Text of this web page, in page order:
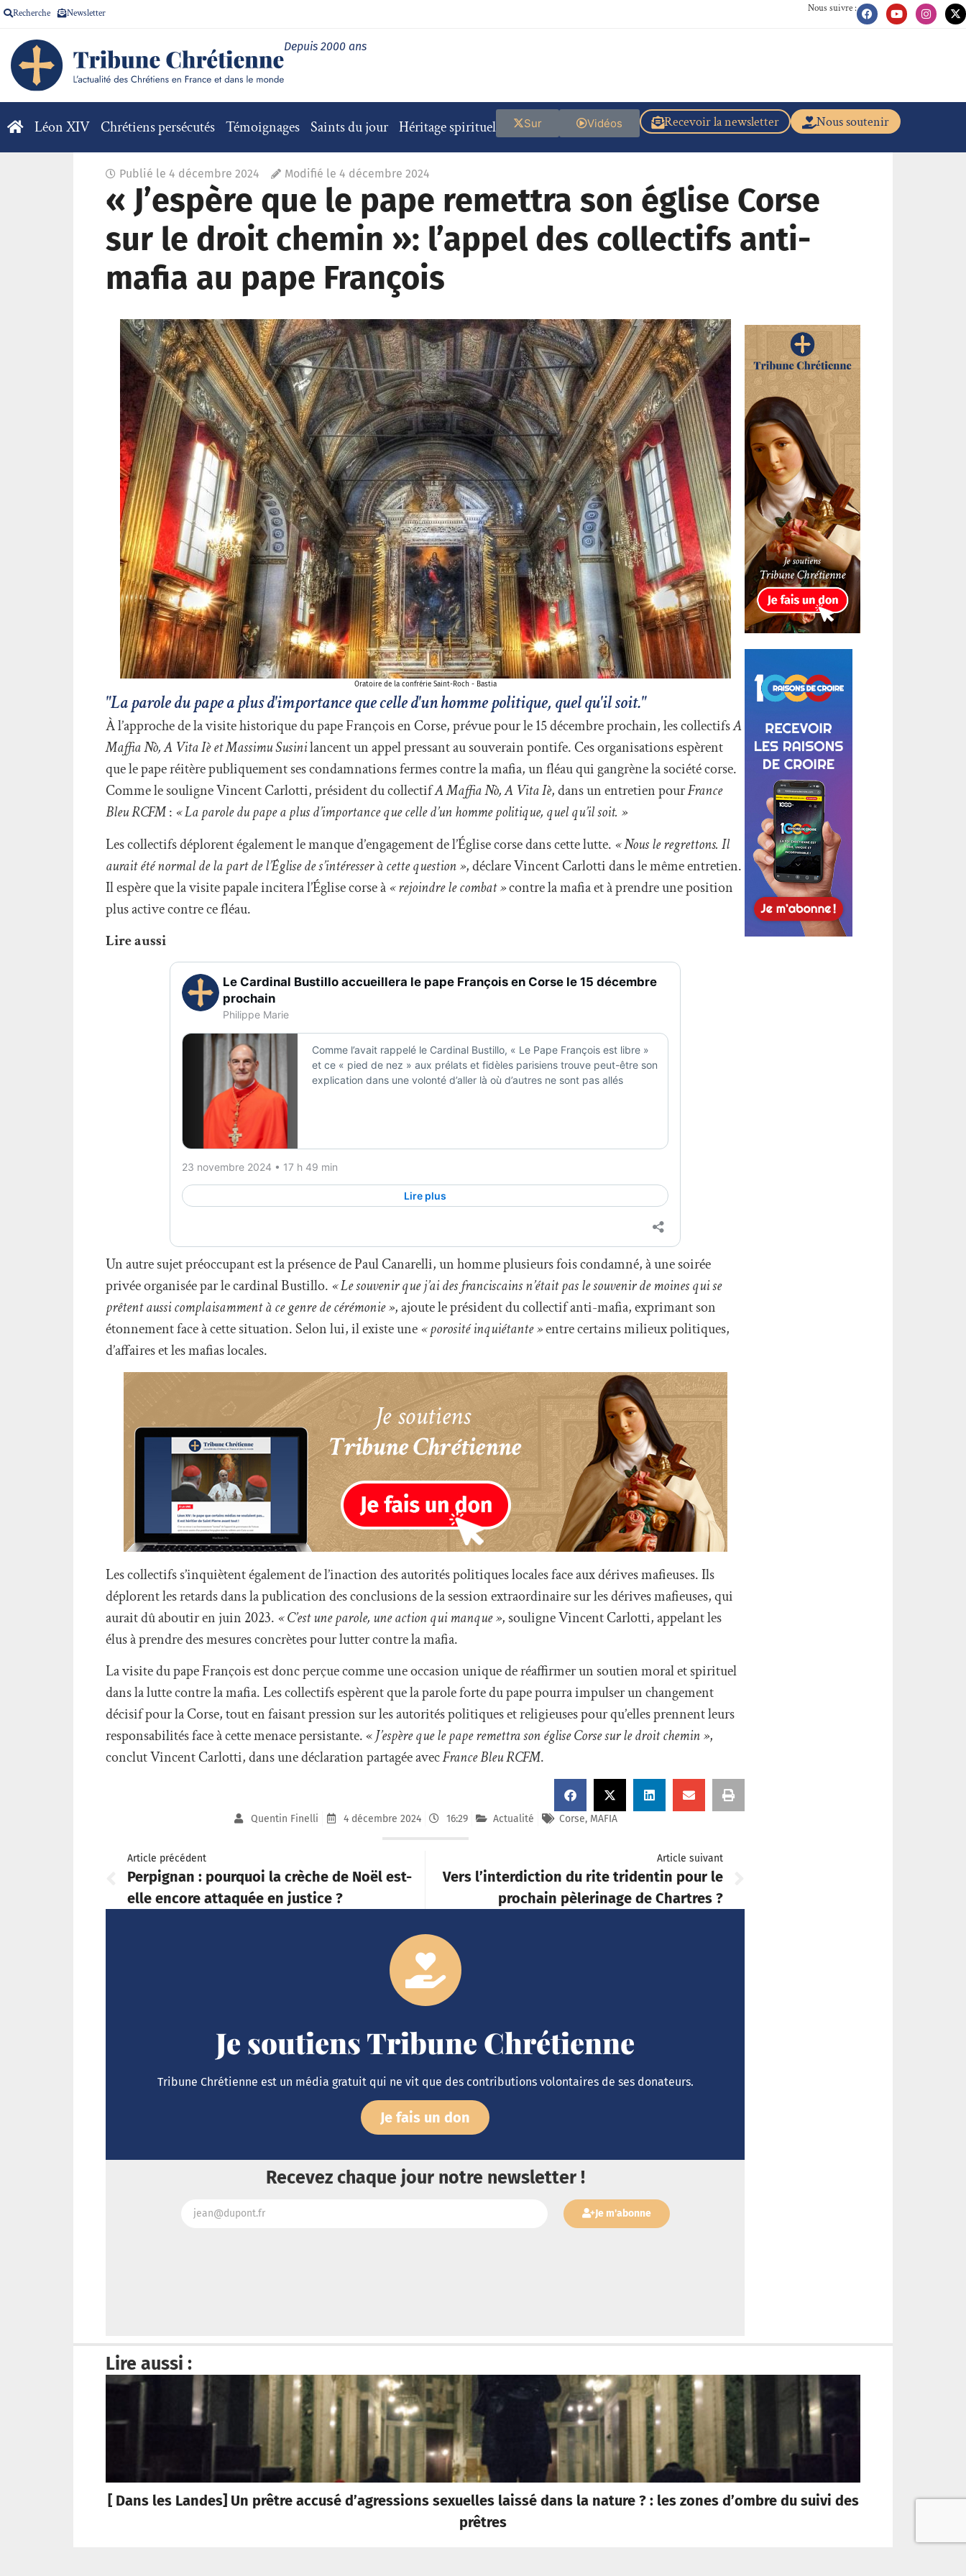
Recherche Newsletter Nous suivre :
Depuis 2000 ans
Léon XIV Chrétiens persécutés Témoignages Saints du jour Héritage spirituel Nous soutenir
Recevoir la newsletter
Vidéos
Sur
Publié le 4 décembre 2024 Modifié le 4 décembre 2024
« J’espère que le pape remettra son église Corse
sur le droit chemin »: l’appel des collectifs anti-
mafia au pape François
Oratoire de la confrérie Saint-Roch - Bastia
"La parole du pape a plus d'importance que celle d'un homme politique, quel qu'il soit."
À l’approche de la visite historique du pape François en Corse, prévue pour le 15 décembre prochain, les collectifsA
Maffia Nò, A Vita Iè et Massimu Susinilancent un appel pressant au souverain pontife. Ces organisations espèrent
que le pape réitère publiquement ses condamnations fermes contre la mafia, un fléau qui gangrène la société corse.
Comme le souligne Vincent Carlotti, président du collectifA Maffia Nò, A Vita Iè, dans un entretien pourFrance
Bleu RCFM: « La parole du pape a plus d’importance que celle d’un homme politique, quel qu’il soit. »
Les collectifs déplorent également le manque d’engagement de l’Église corse dans cette lutte. « Nous le regrettons. Il
aurait été normal de la part de l’Église de s’intéresser à cette question », déclare Vincent Carlotti dans le même entretien.
Il espère que la visite papale incitera l’Église corse à« rejoindre le combat »contre la mafia et à prendre une position
plus active contre ce fléau.
Lire aussi
Un autre sujet préoccupant est la présence de Paul Canarelli, un homme plusieurs fois condamné, à une soirée
privée organisée par le cardinal Bustillo. « Le souvenir que j’ai des franciscains n’était pas le souvenir de moines qui se
prêtent aussi complaisamment à ce genre de cérémonie », ajoute le président du collectif anti-mafia, exprimant son
étonnement face à cette situation. Selon lui, il existe une« porosité inquiétante »entre certains milieux politiques,
d’affaires et les mafias locales.
Les collectifs s’inquiètent également de l’inaction des autorités politiques locales face aux dérives mafieuses. Ils
déplorent les retards dans la publication des conclusions de la session extraordinaire sur les dérives mafieuses, qui
aurait dû aboutir en juin 2023. « C’est une parole, une action qui manque », souligne Vincent Carlotti, appelant les
élus à prendre des mesures concrètes pour lutter contre la mafia.
La visite du pape François est donc perçue comme une occasion unique de réaffirmer un soutien moral et spirituel
dans la lutte contre la mafia. Les collectifs espèrent que la parole forte du pape pourra impulser un changement
décisif pour la Corse, tout en faisant pression sur les autorités politiques et religieuses pour qu’elles prennent leurs
responsabilités face à cette menace persistante. «J’espère que le pape remettra son église Corse sur le droit chemin »,
conclut Vincent Carlotti, dans une déclaration partagée avecFrance Bleu RCFM.
Quentin Finelli 4 décembre 2024 16:29 Actualité Corse, MAFIA
Article précédent
Perpignan : pourquoi la crèche de Noël est-
elle encore attaquée en justice ?
Article suivant
Vers l’interdiction du rite tridentin pour le
prochain pèlerinage de Chartres ?
Je soutiens Tribune Chrétienne
Tribune Chrétienne est un média gratuit qui ne vit que des contributions volontaires de ses donateurs.
Je fais un don
Recevez chaque jour notre newsletter !
Je m'abonne
Lire aussi :
[ Dans les Landes] Un prêtre accusé d’agressions sexuelles laissé dans la nature ? : les zones d’ombre du suivi des
prêtres
La